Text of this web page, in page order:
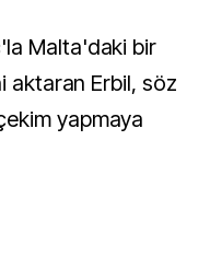
Malta'daki bir
aktaran Erbil, söz
yapmaya